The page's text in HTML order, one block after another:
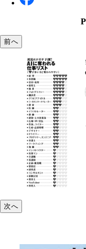
前へ
次へ